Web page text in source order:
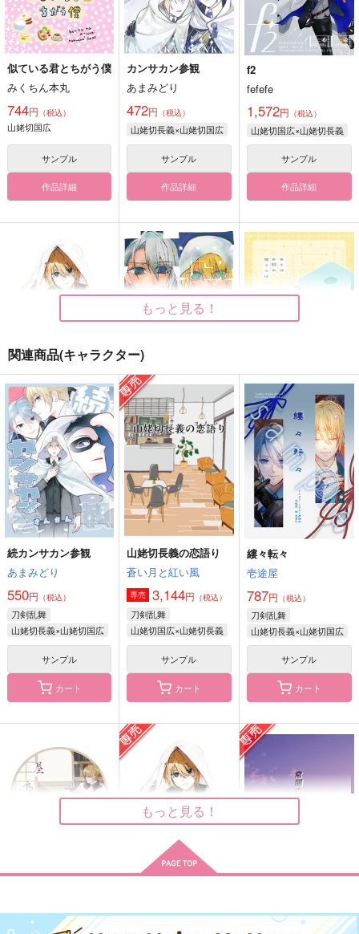
似ている君とちがう僕
みくちん本丸
744円 （税込）
山姥切国広
サンプル
作品詳細
カンサカン参観
あまみどり
472円 （税込）
山姥切長義×山姥切国広
サンプル
作品詳細
f2
fefefe
1,572円 （税込）
山姥切国広×山姥切長義
サンプル
作品詳細
視線の先
サークル
770円（税込）
山姥切長義×山姥切国広
サンプル
作品詳細
愛の太陽
ctrl＋
858円（税込）
山姥切長義×山姥切国広
サンプル
作品詳細
あとはお前の思うつぼ
エダツミ
1,257円（税込）
山姥切国広×山姥切長義
サンプル
作品詳細
fefefe
472円 （税込）
山姥切国広×山姥切長義
サンプル
彼氏のおうち！
talisona
円 （税込）
山姥切国広×山姥切長義
サンプル
作品詳細
雪解けの頃より
メメントミント
1,477円（税込）
山姥切国広×山姥切長義
サンプル
もっと見る！
関連商品(キャラクター)
続カンサカン参観
あまみどり
550円 （税込）
刀剣乱舞
山姥切長義×山姥切国広
サンプル
カート
山姥切長義の恋語り
蒼い月と紅い風
専売 3,144円 （税込）
刀剣乱舞
山姥切国広×山姥切長義
サンプル
カート
縷々転々
壱途屋
787円 （税込）
刀剣乱舞
山姥切長義×山姥切国広
サンプル
カート
とんでろ
サークル
【再版】
もっと見る！